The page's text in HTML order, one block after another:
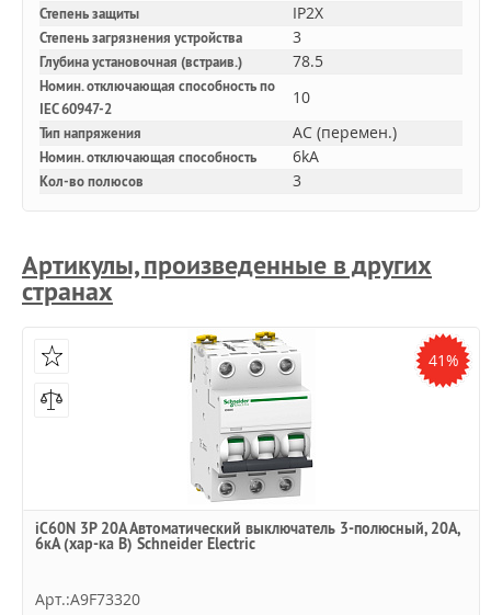
Степень защиты IP2X
Степень загрязнения устройства 3
Глубина установочная (встраив.) 78.5
Номин. отключающая способность по
IEC 60947-2
10
Тип напряжения AC (перемен.)
Номин. отключающая способность 6kA
Кол-во полюсов 3
Артикулы, произведенные в других
странах
41%
iC60N 3P 20А Автоматический выключатель 3-полюсный, 20А,
6кА (хар-ка B) Schneider Electric
Арт.:A9F73320